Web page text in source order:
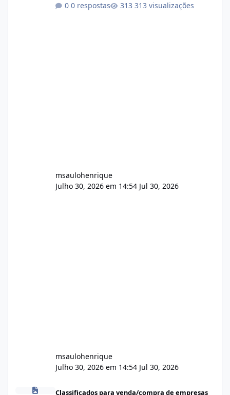
atualmente em circulação e comercialização
0 respostas 313 visualizações
msaulohenrique
Julho 30, 2026 em 14:54 Jul 30, 2026
msaulohenrique
Julho 30, 2026 em 14:54 Jul 30, 2026
Compra de carteiras de clientes
Classificados para venda/compra de empresas